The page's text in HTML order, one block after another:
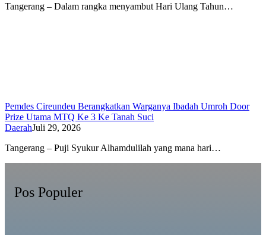
Tangerang – Dalam rangka menyambut Hari Ulang Tahun…
Pemdes Cireundeu Berangkatkan Warganya Ibadah Umroh Door
Prize Utama MTQ Ke 3 Ke Tanah Suci
DaerahJuli 29, 2026
Tangerang – Puji Syukur Alhamdulilah yang mana hari…
Pos Populer